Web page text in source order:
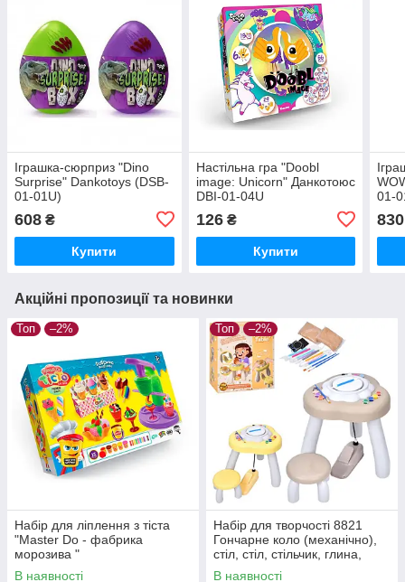
Іграшка-сюрприз "Dino
Surprise" Dankotoys (DSB-
01-01U)
608 ₴
Купити
Настільна гра "Doobl
image: Unicorn" Данкотоюс
DBI-01-04U
126₴
Купити
01-
830
Акційні пропозиції та новинки
Топ –2%
Набір для ліплення з тіста
"Master Do - фабрика
морозива "
В наявності
Топ –2%
Набір для творчості 8821
Гончарне коло (механічно),
стіл, стіл, стільчик, глина,
фарби, інструменти
В наявності